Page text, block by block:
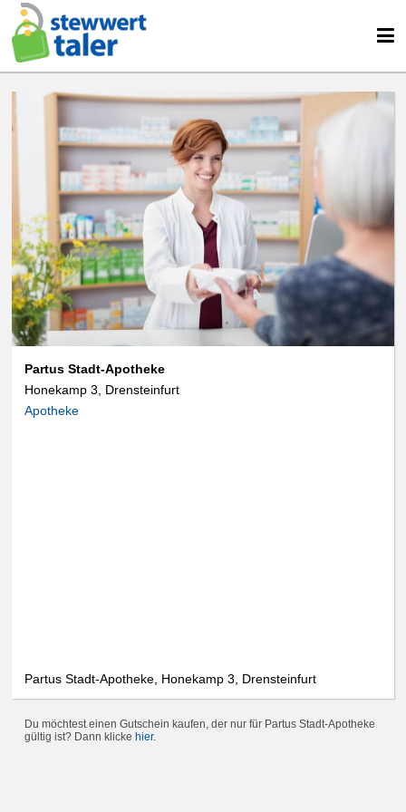
Partus Stadt-Apotheke
Honekamp 3, Drensteinfurt
Apotheke
Partus Stadt-Apotheke, Honekamp 3, Drensteinfurt
Du möchtest einen Gutschein kaufen, der nur für Partus Stadt-Apotheke
gültig ist? Dann klicke hier.